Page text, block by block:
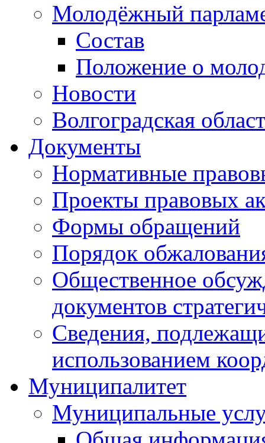
Молодёжный
Состав
Положение о
Новости
Волгоградская
Документы
Нормативные
Проекты правовых
Формы обращений
Порядок
Общественное
документов
Сведения,
использованием
Муниципалитет
Муниципальные